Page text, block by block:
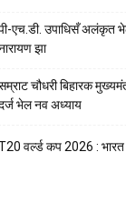
एच.डी. उपाधिसँ अलंकृत
झा
चौधरी बिहारक
भेल नव अध्याय
वर्ल्ड कप 2026 :